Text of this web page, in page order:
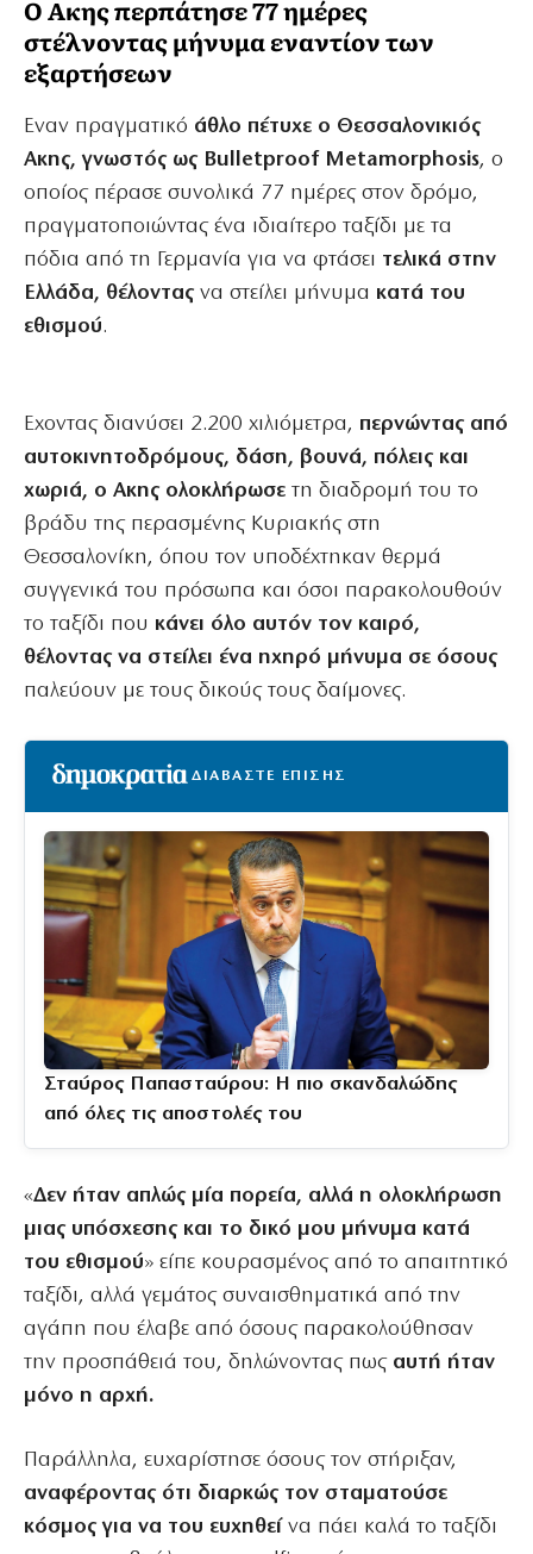
Ο Ακης περπάτησε 77 ημέρες
στέλνοντας μήνυμα εναντίον των
εξαρτήσεων
Εναν πραγματικό άθλο πέτυχε ο Θεσσαλονικιός
Ακης, γνωστός ως Bulletproof Metamorphosis, ο
οποίος πέρασε συνολικά 77 ημέρες στον δρόμο,
πραγματοποιώντας ένα ιδιαίτερο ταξίδι με τα
πόδια από τη Γερμανία για να φτάσει τελικά στην
Ελλάδα, θέλοντας να στείλει μήνυμα κατά του
εθισμού.
Εχοντας διανύσει 2.200 χιλιόμετρα, περνώντας από
αυτοκινητοδρόμους, δάση, βουνά, πόλεις και
χωριά, ο Ακης ολοκλήρωσε τη διαδρομή του το
βράδυ της περασμένης Κυριακής στη
Θεσσαλονίκη, όπου τον υποδέχτηκαν θερμά
συγγενικά του πρόσωπα και όσοι παρακολουθούν
το ταξίδι που κάνει όλο αυτόν τον καιρό,
θέλοντας να στείλει ένα ηχηρό μήνυμα σε όσους
παλεύουν με τους δικούς τους δαίμονες.
ΔΙΑΒΑΣΤΕ ΕΠΙΣΗΣ
Σταύρος Παπασταύρου: Η πιο σκανδαλώδης
από όλες τις αποστολές του
«Δεν ήταν απλώς μία πορεία, αλλά η ολοκλήρωση
μιας υπόσχεσης και το δικό μου μήνυμα κατά
του εθισμού» είπε κουρασμένος από το απαιτητικό
ταξίδι, αλλά γεμάτος συναισθηματικά από την
αγάπη που έλαβε από όσους παρακολούθησαν
την προσπάθειά του, δηλώνοντας πωςαυτή ήταν
μόνο η αρχή.
Παράλληλα, ευχαρίστησε όσους τον στήριξαν,
αναφέροντας ότι διαρκώς τον σταματούσε
κόσμος για να του ευχηθείνα πάει καλά το ταξίδι